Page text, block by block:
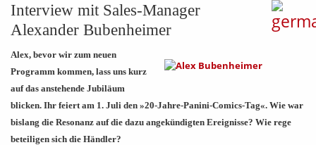
Interview mit Sales-Manager
Alexander Bubenheimer
Alex, bevor wir zum neuen
Programm kommen, lass uns kurz
auf das anstehende Jubiläum
blicken. Ihr feiert am 1. Juli den »20-Jahre-Panini-Comics-Tag«. Wie war
bislang die Resonanz auf die dazu angekündigten Ereignisse? Wie rege
beteiligen sich die Händler?